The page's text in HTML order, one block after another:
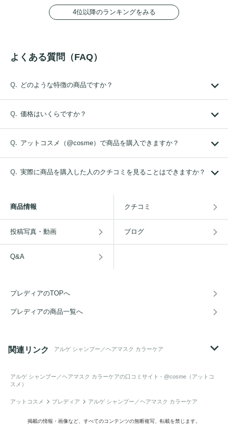
4位以降のランキングをみる
よくある質問（FAQ）
どのような特徴の商品ですか？
価格はいくらですか？
アットコスメ（@cosme）で商品を購入できますか？
実際に商品を購入した人のクチコミを見ることはできますか？
商品情報 クチコミ
投稿写真・動画 ブログ
Q&A
プレディアのTOPへ
プレディアの商品一覧へ
関連リンク アルゲ シャンプー／ヘアマスク カラーケア
アルゲ シャンプー／ヘアマスク カラーケアの口コミサイト - @cosme（アットコ
スメ）
アットコスメ プレディア アルゲ シャンプー／ヘアマスク カラーケア
掲載の情報・画像など、すべてのコンテンツの無断複写、転載を禁じます。